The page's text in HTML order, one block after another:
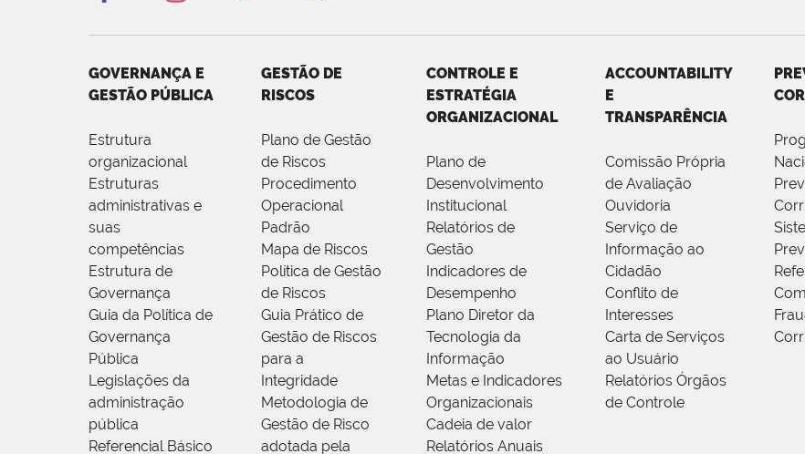
GOVERNANÇA E
GESTÃO PÚBLICA
Estrutura
organizacional
Estruturas
administrativas e
suas
competências
Estrutura de
Governança
Guia da Política de
Governança
Pública
Legislações da
administração
pública
Referencial Básico
GESTÃO DE
RISCOS
Plano de Gestão
de Riscos
Procedimento
Operacional
Padrão
Mapa de Riscos
Política de Gestão
de Riscos
Guia Prático de
Gestão de Riscos
para a
Integridade
Metodologia de
Gestão de Risco
adotada pela
CONTROLE E
ESTRATÉGIA
ORGANIZACIONAL
Plano de
Desenvolvimento
Institucional
Relatórios de
Gestão
Indicadores de
Desempenho
Plano Diretor da
Tecnologia da
Informação
Metas e Indicadores
Organizacionais
Cadeia de valor
Relatórios Anuais
ACCOUNTABILITY
E
TRANSPARÊNCIA
Comissão Própria
de Avaliação
Ouvidoria
Serviço de
Informação ao
Cidadão
Conflito de
Interesses
Carta de Serviços
ao Usuário
Relatórios Órgãos
de Controle